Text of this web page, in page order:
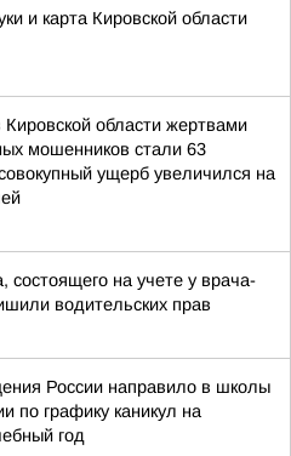
и карта Кировской области
области жертвами
мошенников стали 63
ущерб увеличился на
состоящего на учете у врача-
водительских прав
России направило в школы
по графику каникул на
год